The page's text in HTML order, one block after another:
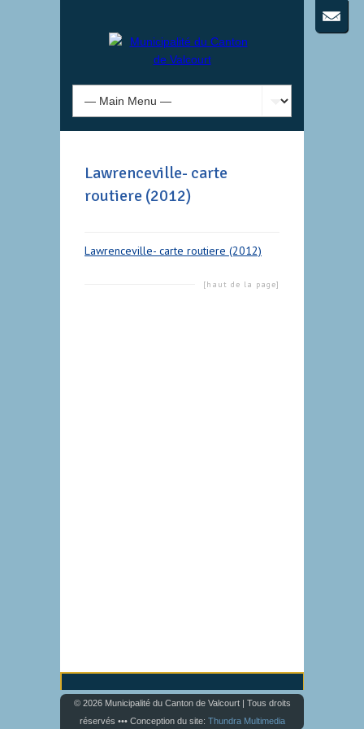
Lawrenceville- carte
routiere (2012)
Lawrenceville- carte routiere (2012)
[haut de la page]
© 2026 Municipalité du Canton de Valcourt | Tous droits
réservés ••• Conception du site: Thundra Multimedia